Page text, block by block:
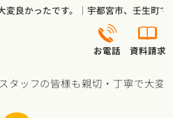
変良かったです。｜宇都宮市、壬生町
お電話 資料請求
スタッフの皆様も親切・丁寧で大変